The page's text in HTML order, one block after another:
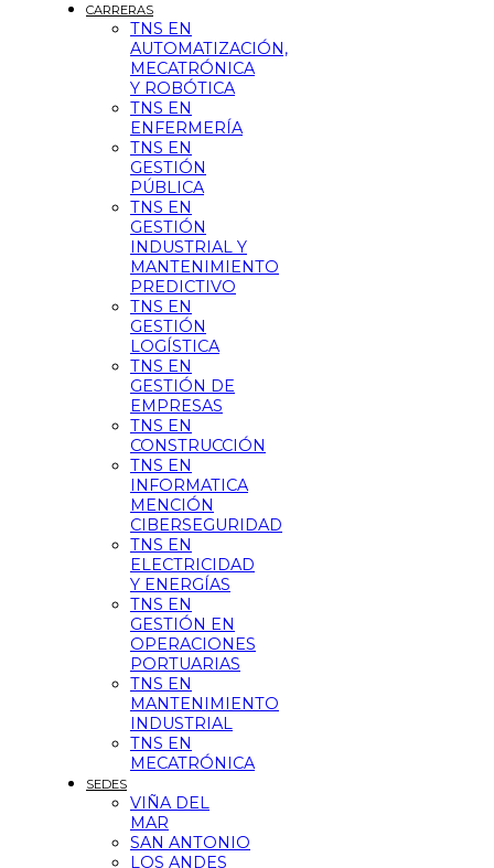
CARRERAS
TNS EN
AUTOMATIZACIÓN,
MECATRÓNICA
Y ROBÓTICA
TNS EN
ENFERMERÍA
TNS EN
GESTIÓN
PÚBLICA
TNS EN
GESTIÓN
INDUSTRIAL Y
MANTENIMIENTO
PREDICTIVO
TNS EN
GESTIÓN
LOGÍSTICA
TNS EN
GESTIÓN DE
EMPRESAS
TNS EN
CONSTRUCCIÓN
TNS EN
INFORMATICA
MENCIÓN
CIBERSEGURIDAD
TNS EN
ELECTRICIDAD
Y ENERGÍAS
TNS EN
GESTIÓN EN
OPERACIONES
PORTUARIAS
TNS EN
MANTENIMIENTO
INDUSTRIAL
TNS EN
MECATRÓNICA
SEDES
VIÑA DEL
MAR
SAN ANTONIO
LOS ANDES